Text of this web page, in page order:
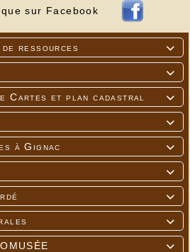
sur Facebook

ressources


Cartes et plan cadastral


à Gignac



